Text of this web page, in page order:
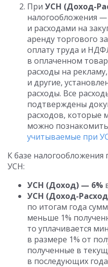
При УСН (Доход-
налогообложения
и расходами на
аренду торгового
оплату труда и
в оплаченном
расходы на
и другие,
расходы. Все
подтверждены
расходов, которые
можно
учитываемые при
К базе налогообложения
УСН:
УСН (Доход) — 6%
УСН (Доход-
по итогам года
меньше 1%
то уплачивается
в размере 1% от
полученные в
в последующих